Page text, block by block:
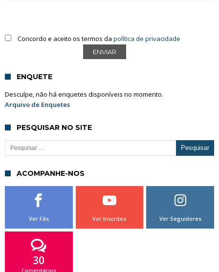
Concordo e aceito os termos da política de privacidade
ENQUETE
Desculpe, não há enquetes disponíveis no momento.
Arquivo de Enquetes
PESQUISAR NO SITE
Pesquisar por:
ACOMPANHE-NOS
Ver Fãs Ver Inscritos Ver Seguidores
30
Comentários